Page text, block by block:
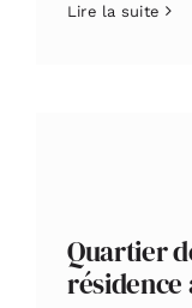
Lire la suite
Quartier